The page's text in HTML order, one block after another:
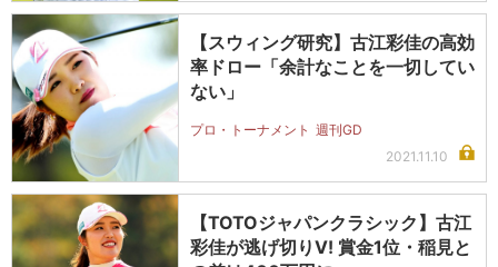
【スウィング研究】古江彩佳の高効
率ドロー「余計なことを一切してい
ない」
プロ・トーナメント 週刊GD
2021.11.10
【TOTOジャパンクラシック】古江
彩佳が逃げ切りV! 賞金1位・稲見と